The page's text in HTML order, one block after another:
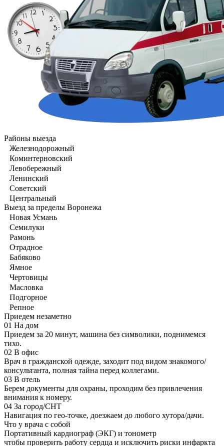
Районы выезда
Железнодорожный
Коминтерновский
Левобережный
Ленинский
Советский
Центральный
Выезд за пределы Воронежа
Новая Усмань
Семилуки
Рамонь
Отрадное
Бабяково
Ямное
Чертовицы
Масловка
Подгорное
Репное
Приедем незаметно
01 На дом
Приедем за 20 минут, машина без символики, поднимемся
тихо.
02 В офис
Врач в гражданской одежде, заходит под видом знакомого/
консультанта, полная тайна перед коллегами.
03 В отель
Берем документы для охраны, проходим без привлечения
внимания к номеру.
04 За город/СНТ
Навигация по гео-точке, доезжаем до любого хутора/дачи.
Что у врача с собой
Портативный кардиограф (ЭКГ) и тонометр
чтобы проверить работу сердца и исключить риски инфаркта